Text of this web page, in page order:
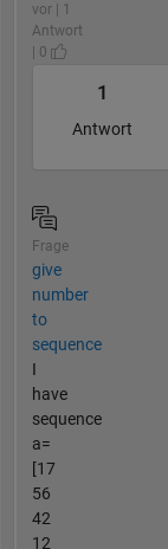
vor | 1
Antwort
| 0
1
Antwort
Frage
give
number
to
sequence
I
have
sequence
a=
[17
56
42
12